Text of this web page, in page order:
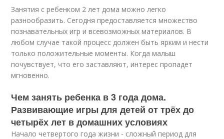
Занятия с ребенком 2 лет дома можно легко
разнообразить. Сегодня предоставляется множество
познавательных игр и всевозможных материалов. В
любом случае такой процесс должен быть ярким и нести
только положительные моменты. Когда малыш
почувствует, что его заставляют, интерес пропадет
мгновенно.
Чем занять ребенка в 3 года дома.
Развивающие игры для детей от трёх до
четырёх лет в домашних условиях
Начало четвертого года жизни - сложный период для